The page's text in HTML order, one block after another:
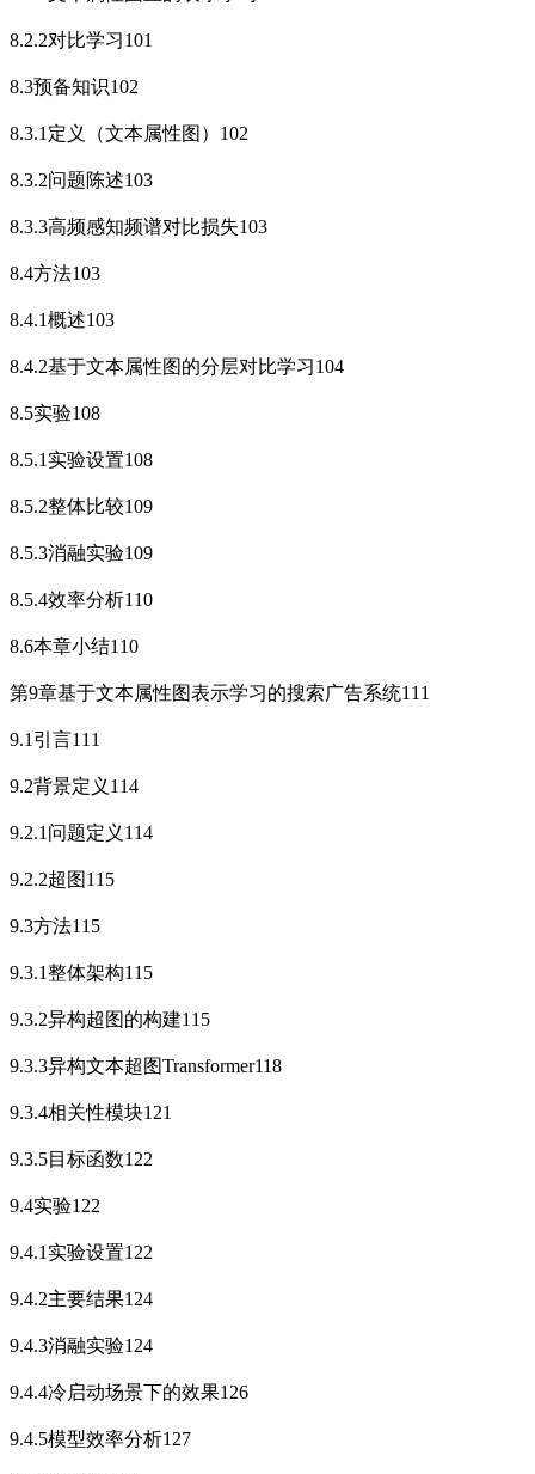
8.2.2对比学习101
8.3预备知识102
8.3.1定义（文本属性图）102
8.3.2问题陈述103
8.3.3高频感知频谱对比损失103
8.4方法103
8.4.1概述103
8.4.2基于文本属性图的分层对比学习104
8.5实验108
8.5.1实验设置108
8.5.2整体比较109
8.5.3消融实验109
8.5.4效率分析110
8.6本章小结110
第9章基于文本属性图表示学习的搜索广告系统111
9.1引言111
9.2背景定义114
9.2.1问题定义114
9.2.2超图115
9.3方法115
9.3.1整体架构115
9.3.2异构超图的构建115
9.3.3异构文本超图Transformer118
9.3.4相关性模块121
9.3.5目标函数122
9.4实验122
9.4.1实验设置122
9.4.2主要结果124
9.4.3消融实验124
9.4.4冷启动场景下的效果126
9.4.5模型效率分析127